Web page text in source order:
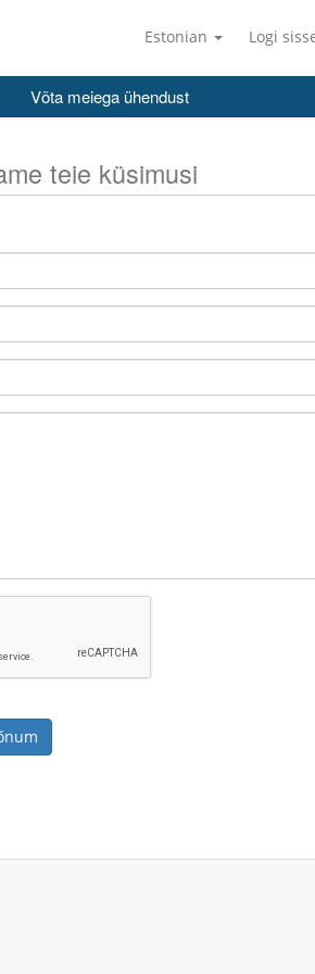
Estonian Logi
Võta meiega ühendust
teie küsimusi